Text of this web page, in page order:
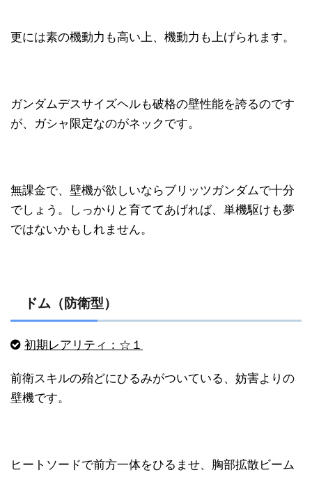
更には素の機動力も高い上、機動力も上げられます。
ガンダムデスサイズヘルも破格の壁性能を誇るのです
が、ガシャ限定なのがネックです。
無課金で、壁機が欲しいならブリッツガンダムで十分
でしょう。しっかりと育ててあげれば、単機駆けも夢
ではないかもしれません。
ドム（防衛型）
初期レアリティ：☆１
前衛スキルの殆どにひるみがついている、妨害よりの
壁機です。
ヒートソードで前方一体をひるませ、胸部拡散ビーム